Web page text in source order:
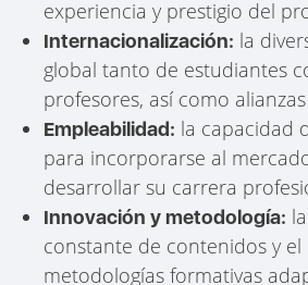
experiencia y prestigio del
Internacionalización: la
global tanto de estudiantes
profesores, así como
Empleabilidad: la capacidad
para incorporarse al
desarrollar su carrera
Innovación y metodología:
constante de contenidos y el
metodologías formativas